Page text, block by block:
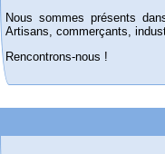
Nous sommes présents
Artisans, commerçants,
Rencontrons-nous !